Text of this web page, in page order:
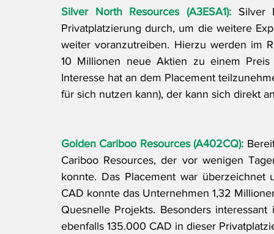
Silver North Resources (A3ESA1): Silver
Privatplatzierung durch, um die weitere
weiter voranzutreiben. Hierzu werden im
10 Millionen neue Aktien zu einem
Interesse hat an dem Placement
für sich nutzen kann), der kann sich direkt
Golden Cariboo Resources (A402CQ):
Cariboo Resources, der vor wenigen
konnte. Das Placement war
CAD konnte das Unternehmen 1,32
Quesnelle Projekts. Besonders
ebenfalls 135.000 CAD in dieser